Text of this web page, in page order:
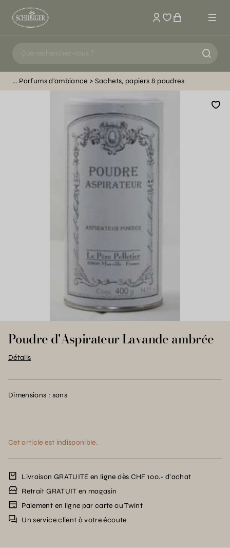
Mon compte
Parfums d'ambiance Sachets, papiers & poudres
Poudre d'Aspirateur Lavande ambrée
Détails
Dimensions : sans
Cet article est indisponible.
Livraison GRATUITE en ligne dès CHF 100.- d’achat
Retrait GRATUIT en magasin
Paiement en ligne par carte ou Twint
Un service client à votre écoute